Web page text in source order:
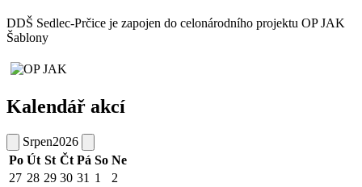
DDŠ Sedlec-Prčice je zapojen do celonárodního projektu OP JAK
Šablony
Kalendář akcí
Srpen2026
Po Út St Čt Pá So Ne
27 28 29 30 31 1
2